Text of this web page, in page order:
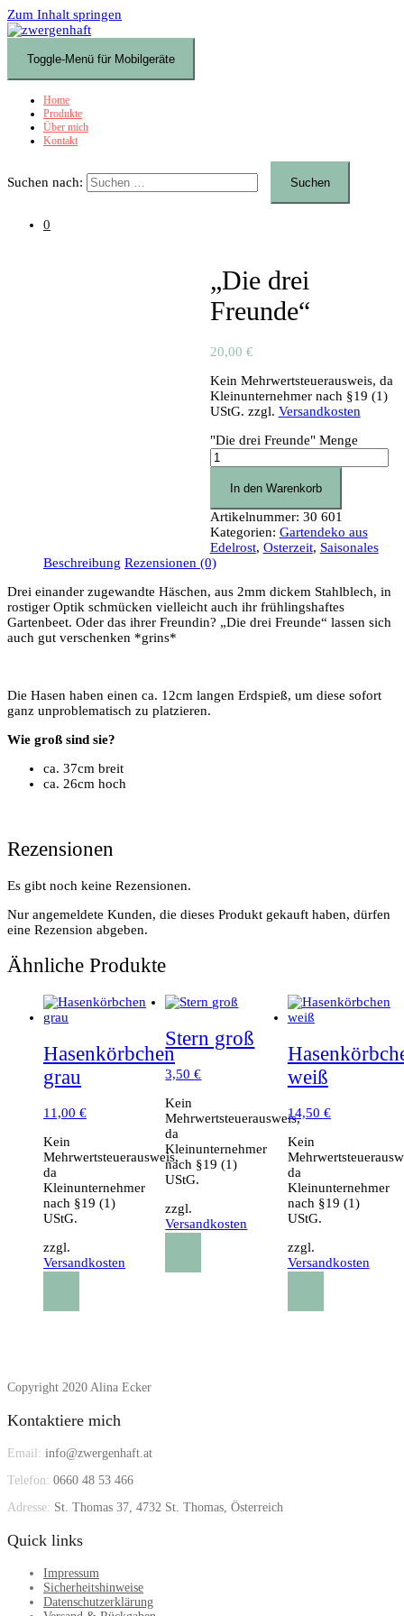
Zum Inhalt springen
Toggle-Menü für Mobilgeräte
Home
Produkte
Über mich
Kontakt
Suchen nach:
0
„Die drei
Freunde“
20,00 €
Kein Mehrwertsteuerausweis, da
Kleinunternehmer nach §19 (1)
UStG. zzgl. Versandkosten
"Die drei Freunde" Menge
In den Warenkorb
Artikelnummer: 30 601
Kategorien: Gartendeko aus
Edelrost, Osterzeit, Saisonales
Beschreibung Rezensionen (0)
Drei einander zugewandte Häschen, aus 2mm dickem Stahlblech, in
rostiger Optik schmücken vielleicht auch ihr frühlingshaftes
Gartenbeet. Oder das ihrer Freundin? „Die drei Freunde“ lassen sich
auch gut verschenken *grins*
Die Hasen haben einen ca. 12cm langen Erdspieß, um diese sofort
ganz unproblematisch zu platzieren.
Wie groß sind sie?
ca. 37cm breit
ca. 26cm hoch
Rezensionen
Es gibt noch keine Rezensionen.
Nur angemeldete Kunden, die dieses Produkt gekauft haben, dürfen
eine Rezension abgeben.
Ähnliche Produkte
Hasenkörbchen
grau
11,00 €
Kein
Mehrwertsteuerausweis,
da
Kleinunternehmer
nach §19 (1)
UStG.
zzgl.
Versandkosten
Stern groß
3,50€
Kein
Mehrwertsteuerausweis,
da
Kleinunternehmer
nach §19 (1)
UStG.
zzgl.
Versandkosten
weiß
14,50 €
Kein
da
Kleinunternehmer
nach §19 (1)
UStG.
zzgl.
Versandkosten
Copyright 2020 Alina Ecker
Kontaktiere mich
Email: info@zwergenhaft.at
Telefon: 0660 48 53 466
Adresse: St. Thomas 37, 4732 St. Thomas, Österreich
Quick links
Impressum
Sicherheitshinweise
Datenschutzerklärung